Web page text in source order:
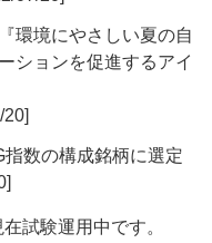
環境にやさしい夏の自
ションを促進するアイ
20]
数の構成銘柄に選定
試験運用中です。